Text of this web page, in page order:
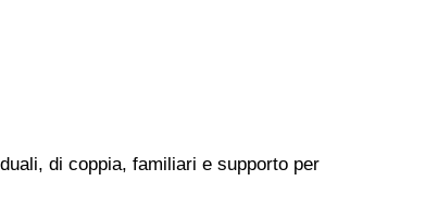
di coppia, familiari e supporto per